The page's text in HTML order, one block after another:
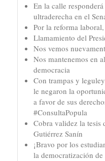
En la calle
ultraderecha en el
Por la reforma
Llamamiento del
Nos vemos
Nos mantenemos en
democracia
Con trampas y
le negaron la
a favor de sus
#ConsultaPopula
Cobra validez la tesis
Gutiérrez Sanín
¡Bravo por los
la democratización